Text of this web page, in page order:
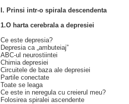
I. Prinsi intr-o spirala descendenta
1.O harta cerebrala a depresiei
Ce este depresia?
Depresia ca „ambuteiaj”
ABC-ul neurostiintei
Chimia depresiei
Circuitele de baza ale depresiei
Partile conectate
Toate se leaga
Ce este in neregula cu creierul meu?
Folosirea spiralei ascendente